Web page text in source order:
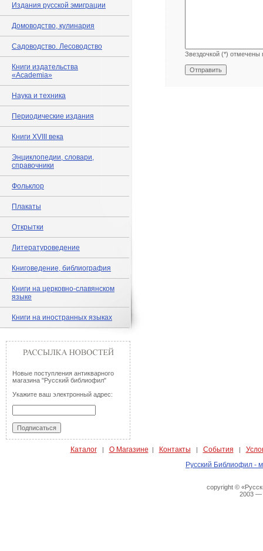
Издания русской эмиграции
Домоводство, кулинария
Садоводство. Лесоводство
Книги издательства
«Academia»
Наука и техника
Периодические издания
Книги XVIII века
Энциклопедии, словари,
справочники
Фольклор
Плакаты
Открытки
Литературоведение
Книговедение, библиография
Книги на церковно-славянском
языке
Книги на иностранных языках
Новые поступления антикварного
магазина "Русский библиофил"
Укажите ваш электронный адрес:
Звездочкой (*) отмечены
Каталог| О Магазине | Контакты | События |
Русский Библиофил -
copyright ©
2003 —